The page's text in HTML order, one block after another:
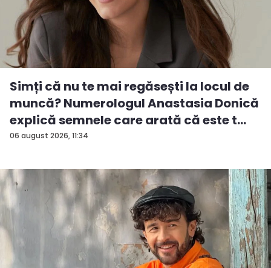
06 august 2026, 11:34
Simți că nu te mai regăsești la locul de
muncă? Numerologul Anastasia Donică
explică semnele care arată că este t...